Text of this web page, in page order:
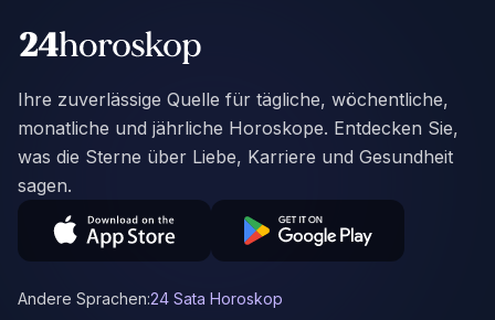
Ihre zuverlässige Quelle für tägliche, wöchentliche,
monatliche und jährliche Horoskope. Entdecken Sie,
was die Sterne über Liebe, Karriere und Gesundheit
sagen.
Andere Sprachen:24 Sata Horoskop